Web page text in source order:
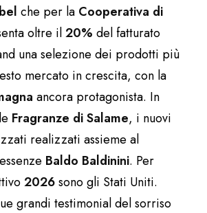
che per la Cooperativa di
oltre il20% del fatturato
una selezione dei prodotti più
mercato in crescita, con la
ancora protagonista. In
Fragranze di Salame, i nuovi
realizzati assieme al
Baldo Baldinini. Per
2026sono gli Stati Uniti.
grandi testimonial del sorriso